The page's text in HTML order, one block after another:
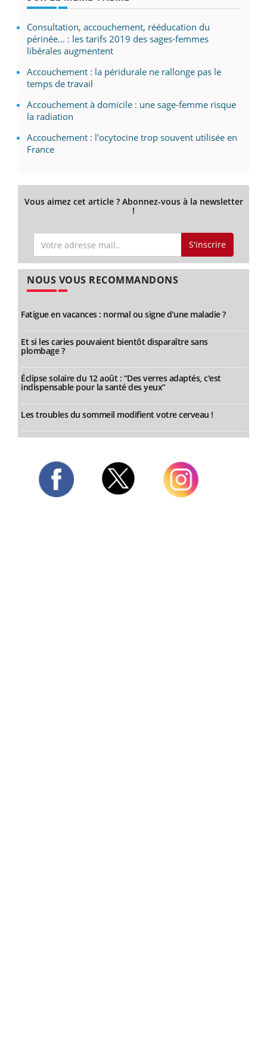
Consultation, accouchement, rééducation du
périnée... : les tarifs 2019 des sages-femmes
libérales augmentent
Accouchement : la péridurale ne rallonge pas le
temps de travail
Accouchement à domicile : une sage-femme risque
la radiation
Accouchement : l'ocytocine trop souvent utilisée en
France
Vous aimez cet article ? Abonnez-vous à la newsletter
!
S'inscrire
NOUS VOUS RECOMMANDONS
Fatigue en vacances : normal ou signe d’une maladie ?
Et si les caries pouvaient bientôt disparaître sans
plombage ?
Éclipse solaire du 12 août : “Des verres adaptés, c'est
indispensable pour la santé des yeux”
Les troubles du sommeil modifient votre cerveau !